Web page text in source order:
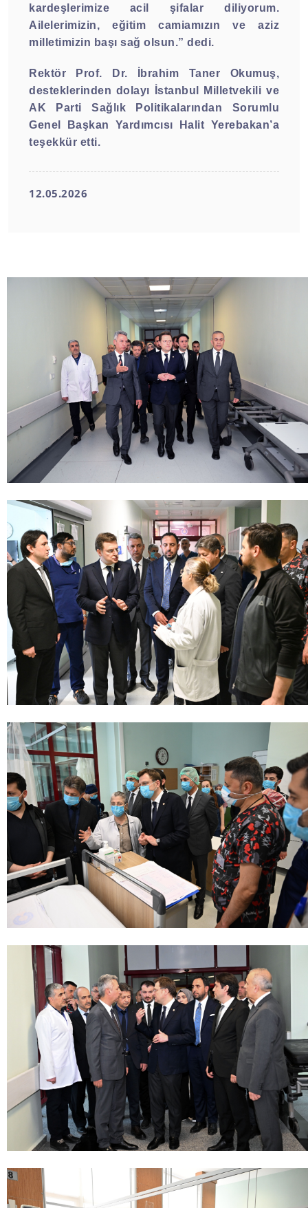
kardeşlerimize acil şifalar diliyorum.
Ailelerimizin, eğitim camiamızın ve aziz
milletimizin başı sağ olsun.” dedi.
Rektör Prof. Dr. İbrahim Taner Okumuş,
desteklerinden dolayı İstanbul Milletvekili ve
AK Parti Sağlık Politikalarından Sorumlu
Genel Başkan Yardımcısı Halit Yerebakan’a
teşekkür etti.
12.05.2026